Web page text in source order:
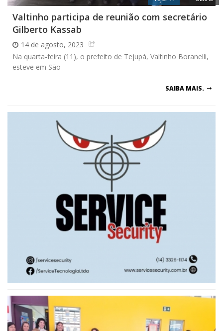
Valtinho participa de reunião com secretário
Gilberto Kassab
14 de agosto, 2023
Na quarta-feira (11), o prefeito de Tejupá, Valtinho Boranelli,
esteve em São
SAIBA MAIS.